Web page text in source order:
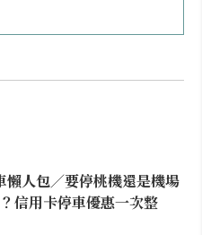
人包／要停桃機還是機場
信用卡停車優惠一次整